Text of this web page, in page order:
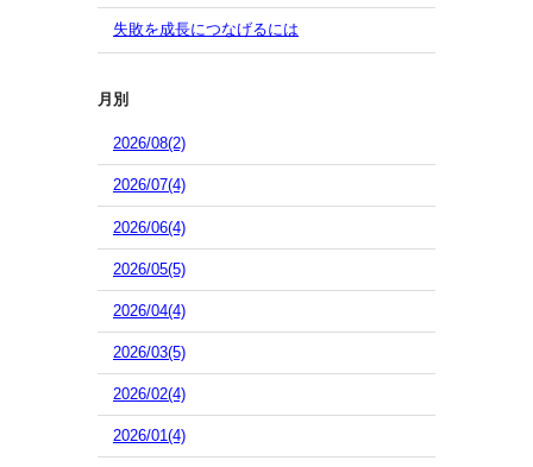
失敗を成長につなげるには
月別
2026/08(2)
2026/07(4)
2026/06(4)
2026/05(5)
2026/04(4)
2026/03(5)
2026/02(4)
2026/01(4)